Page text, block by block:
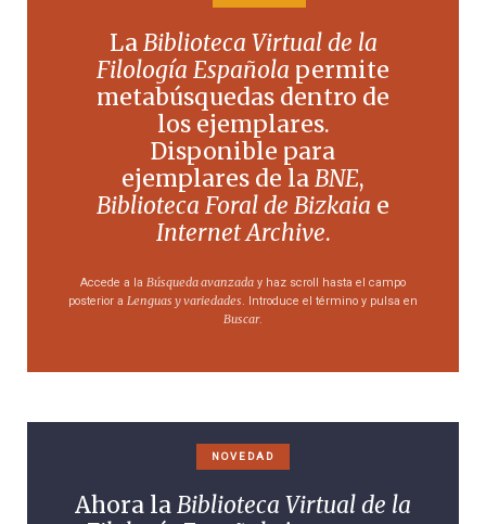
LaBiblioteca Virtual de la
Filología Española permite
metabúsquedas dentro de
los ejemplares.
Disponible para
ejemplares de laBNE,
Biblioteca Foral de Bizkaia e
Internet Archive.
Accede a la Búsqueda avanzada y haz scroll hasta el campo
posterior a Lenguas y variedades. Introduce el término y pulsa en
Buscar.
NOVEDAD
Ahora laBiblioteca Virtual de la